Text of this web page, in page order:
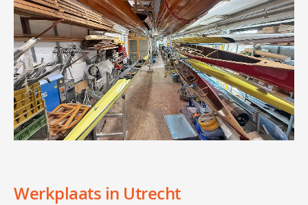
Werkplaats in Utrecht